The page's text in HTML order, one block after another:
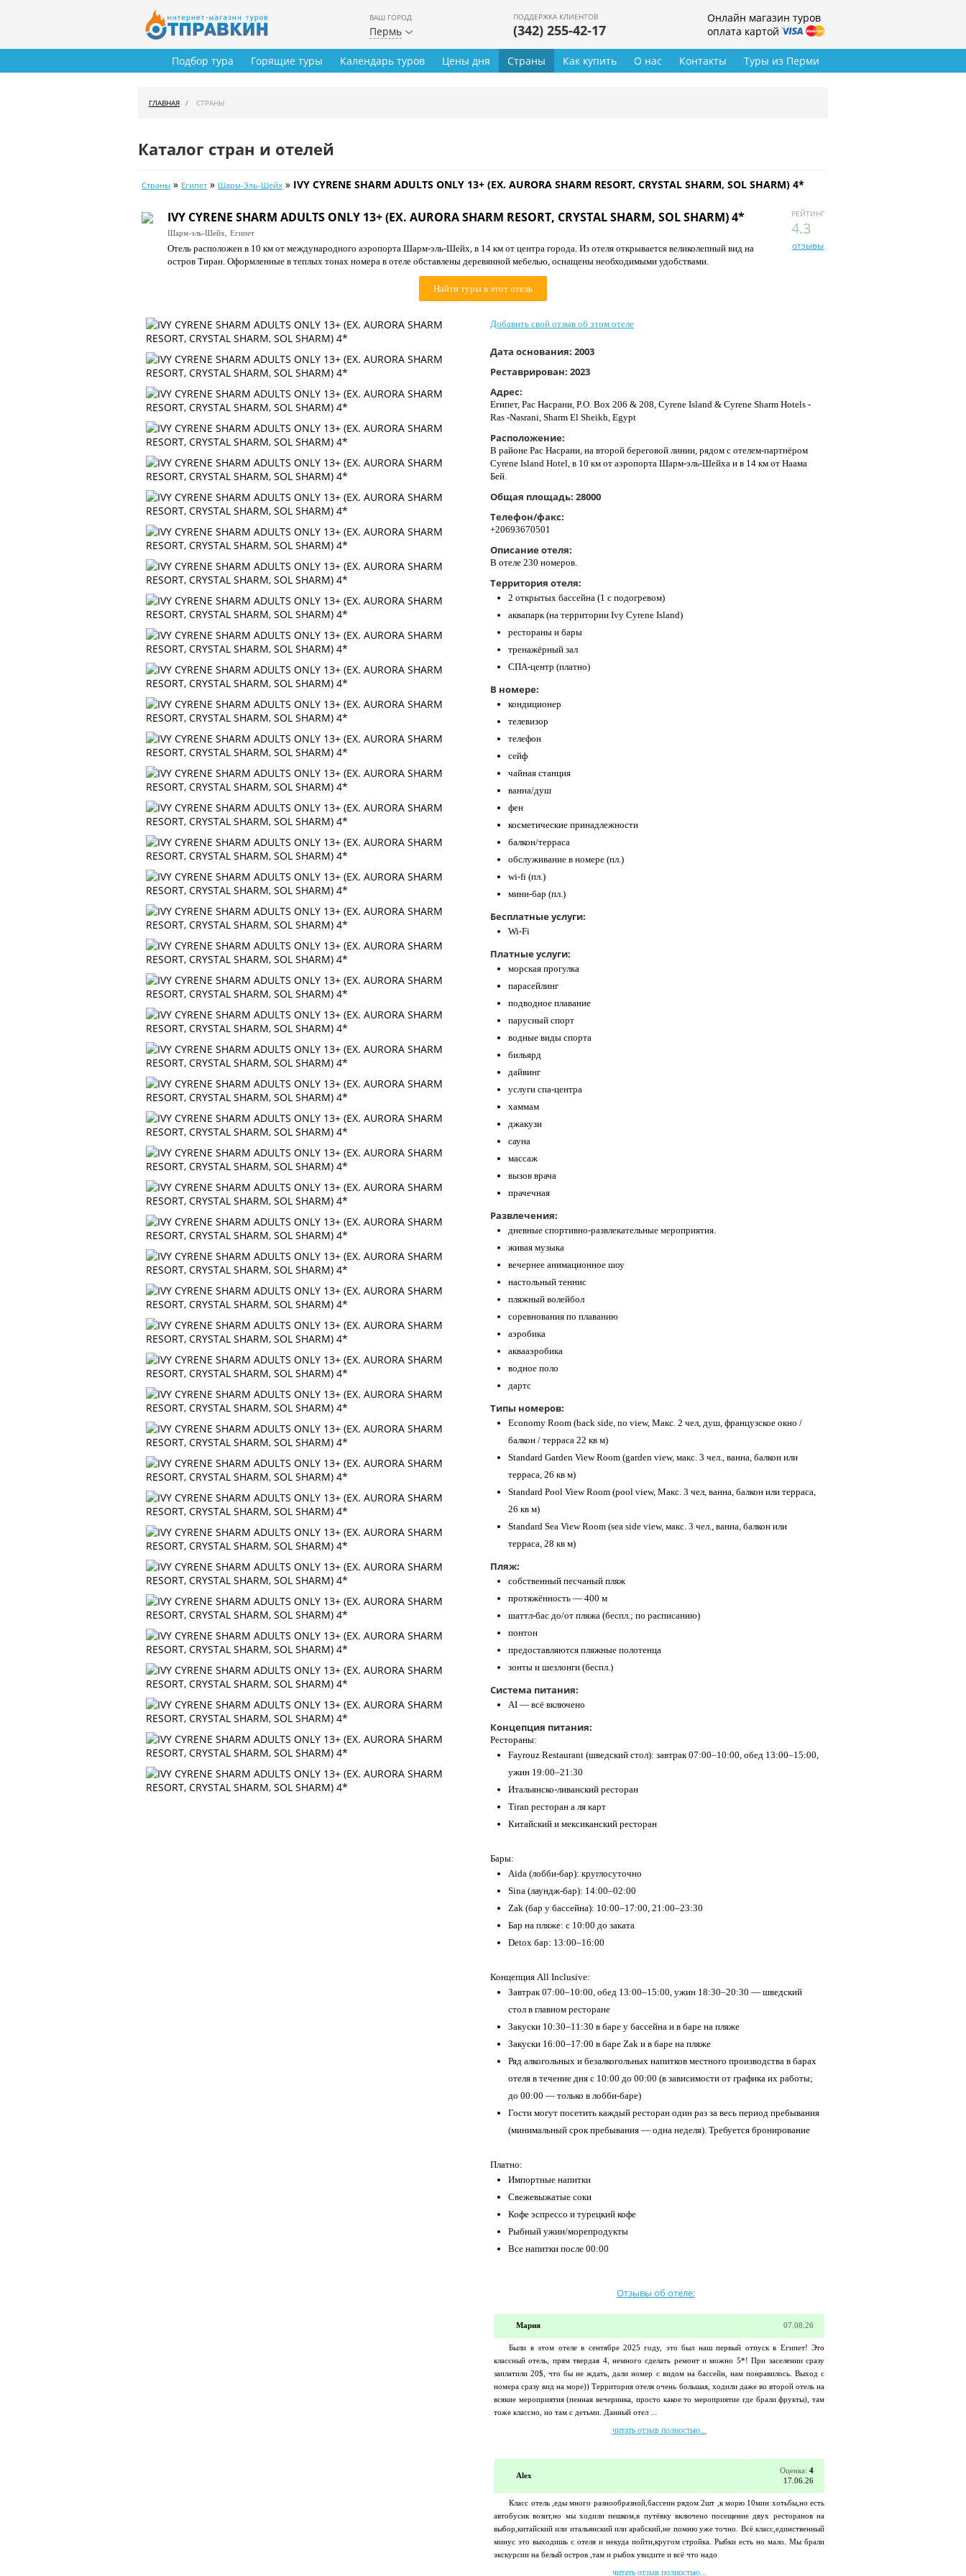
ВАШ ГОРОД
Пермь
ПОДДЕРЖКА КЛИЕНТОВ
(342) 255-42-17
Онлайн магазин туров
оплата картой
Туры из Перми
Подбор тура Горящие туры Календарь туров Цены дня Страны Как купить О нас Контакты
ГЛАВНАЯ СТРАНЫ
Каталог стран и отелей
Страны » Египет » Шарм-Эль-Шейх » IVY CYRENE SHARM ADULTS ONLY 13+ (EX. AURORA SHARM RESORT, CRYSTAL SHARM, SOL SHARM) 4*
РЕЙТИНГ
4.3
отзывы
IVY CYRENE SHARM ADULTS ONLY 13+ (EX. AURORA SHARM RESORT, CRYSTAL SHARM, SOL SHARM) 4*
Шарм-эль-Шейх, Египет
Отель расположен в 10 км от международного аэропорта Шарм-эль-Шейх, в 14 км от центра города. Из отеля открывается великолепный вид на
остров Тиран. Оформленные в теплых тонах номера в отеле обставлены деревянной мебелью, оснащены необходимыми удобствами.
Найти туры в этот отель
Добавить свой отзыв об этом отеле
Дата основания: 2003
Реставрирован: 2023
Адрес:
Египет, Рас Насрани, P.O. Box 206 & 208, Cyrene Island & Cyrene Sharm Hotels -
Ras -Nasrani, Sharm El Sheikh, Egypt
Расположение:
В районе Рас Насрани, на второй береговой линии, рядом с отелем-партнёром
Cyrene Island Hotel, в 10 км от аэропорта Шарм-эль-Шейха и в 14 км от Наама
Бей.
Общая площадь: 28000
Телефон/факс:
+20693670501
Описание отеля:
В отеле 230 номеров.
Территория отеля:
2 открытых бассейна (1 с подогревом)
аквапарк (на территории Ivy Cyrene Island)
рестораны и бары
тренажёрный зал
СПА-центр (платно)
В номере:
кондиционер
телевизор
телефон
сейф
чайная станция
ванна/душ
фен
косметические принадлежности
балкон/терраса
обслуживание в номере (пл.)
wi-fi (пл.)
мини-бар (пл.)
Бесплатные услуги:
Wi-Fi
Платные услуги:
морская прогулка
парасейлинг
подводное плавание
парусный спорт
водные виды спорта
бильярд
дайвинг
услуги спа-центра
хаммам
джакузи
сауна
массаж
вызов врача
прачечная
Развлечения:
дневные спортивно-развлекательные мероприятия.
живая музыка
вечернее анимационное шоу
настольный теннис
пляжный волейбол
соревнования по плаванию
аэробика
аквааэробика
водное поло
дартс
Типы номеров:
Economy Room (back side, no view, Макс. 2 чел, душ, французское окно /
балкон / терраса 22 кв м)
Standard Garden View Room (garden view, макс. 3 чел., ванна, балкон или
терраса, 26 кв м)
Standard Pool View Room (pool view, Макс. 3 чел, ванна, балкон или терраса,
26 кв м)
Standard Sea View Room (sea side view, макс. 3 чел., ванна, балкон или
терраса, 28 кв м)
Пляж:
собственный песчаный пляж
протяжённость — 400 м
шаттл-бас до/от пляжа (беспл.; по расписанию)
понтон
предоставляются пляжные полотенца
зонты и шезлонги (беспл.)
Система питания:
AI — всё включено
Концепция питания:
Рестораны:
Fayrouz Restaurant (шведский стол): завтрак 07:00–10:00, обед 13:00–15:00,
ужин 19:00–21:30
Итальянско-ливанский ресторан
Tiran ресторан а ля карт
Китайский и мексиканский ресторан
Бары:
Aida (лобби-бар): круглосуточно
Sina (лаундж-бар): 14:00–02:00
Zak (бар у бассейна): 10:00–17:00, 21:00–23:30
Бар на пляже: с 10:00 до заката
Detox бар: 13:00–16:00
Концепция All Inclusive:
Завтрак 07:00–10:00, обед 13:00–15:00, ужин 18:30–20:30 — шведский
стол в главном ресторане
Закуски 10:30–11:30 в баре у бассейна и в баре на пляже
Закуски 16:00–17:00 в баре Zak и в баре на пляже
Ряд алкогольных и безалкогольных напитков местного производства в барах
отеля в течение дня с 10:00 до 00:00 (в зависимости от графика их работы;
до 00:00 — только в лобби-баре)
Гости могут посетить каждый ресторан один раз за весь период пребывания
(минимальный срок пребывания — одна неделя). Требуется бронирование
Платно:
Импортные напитки
Свежевыжатые соки
Кофе эспрессо и турецкий кофе
Рыбный ужин/морепродукты
Все напитки после 00:00
Отзывы об отеле:
Мария 07.08.26
Были в этом отеле в сентябре 2025 году, это был наш первый отпуск в Египет! Это
классный отель, прям твердая 4, немного сделать ремонт и можно 5*! При заселении сразу
заплатили 20$, что бы не ждать, дали номер с видом на бассейн, нам понравилось. Выход с
номера сразу вид на море)) Территория отеля очень большая, ходили даже во второй отель на
всякие мероприятия (пенная вечеринка, просто какое то мероприятие где брали фрукты), там
тоже классно, но там с детьми. Данный отел ...
читать отзыв полностью...
Alex
Оценка: 4
17.06.26
Класс отель ,еды много разнообразной,бассеин рядом 2шт ,к морю 10мин хотьбы,но есть
автобусик возит,но мы ходили пешком,в путёвку включено посещение двух ресторанов на
выбор,китайский или итальянский или арабский,не помню уже точно. Всё класс,единственный
минус это выходишь с отеля и некуда пойти,кругом стройка. Рыбки есть но мало. Мы брали
экскурсии на белый остров ,там и рыбок увидите и всё что надо
читать отзыв полностью...